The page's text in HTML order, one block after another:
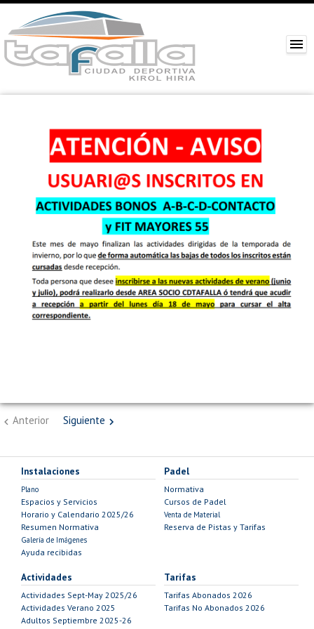
Anterior Siguiente
Instalaciones
Plano
Espacios y Servicios
Horario y Calendario 2025/26
Resumen Normativa
Galería de Imágenes
Ayuda recibidas
Padel
Normativa
Cursos de Padel
Venta de Material
Reserva de Pistas y Tarifas
Actividades
Actividades Sept-May 2025/26
Actividades Verano 2025
Adultos Septiembre 2025-26
Tarifas
Tarifas Abonados 2026
Tarifas No Abonados 2026